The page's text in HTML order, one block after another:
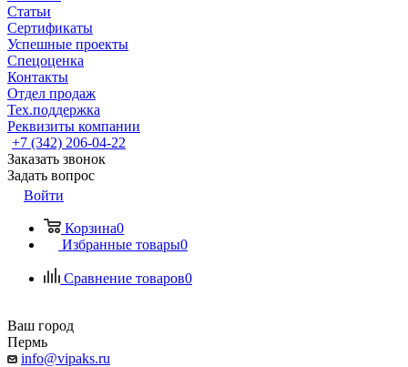
Статьи
Сертификаты
Успешные проекты
Спецоценка
Контакты
Отдел продаж
Тех.поддержка
Реквизиты компании
+7 (342) 206-04-22
Заказать звонок
Задать вопрос
Войти
Корзина0
Избранные товары0
Сравнение товаров0
Ваш город
Пермь
info@vipaks.ru